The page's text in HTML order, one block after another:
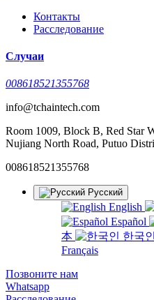
Контакты
Расследование
Случаи
008618521355768
info@tchaintech.com
Room 1009, Block B, Red Star
Nujiang North Road, Putuo
008618521355768
Русский
English
Español
本
한국인
Français
Позвоните нам
Whatsapp